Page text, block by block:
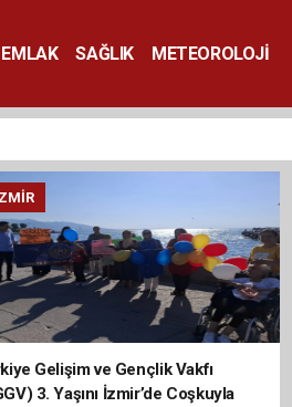
EMLAK SAĞLIK
METEOROLOJİ
Gelişim ve Gençlik Vakfı
3. Yaşını İzmir’de Coşkuyla